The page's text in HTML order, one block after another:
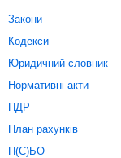
Закони
Кодекси
Юридичний словник
Нормативні акти
ПДР
План рахунків
П(С)БО